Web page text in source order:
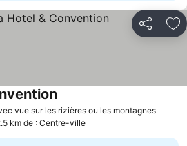
Partager
vue sur les rizières ou les montagnes
km de : Centre-ville